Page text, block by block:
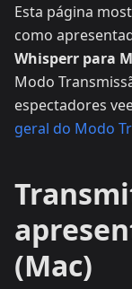
Esta página
como
Whisperr para
Modo
espectadores
geral do Modo
(Mac)